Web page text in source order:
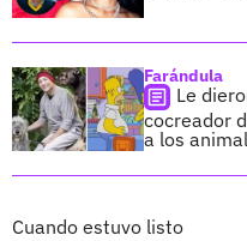
Farándula
Le
cocreador
a los
Cuando estuvo listo